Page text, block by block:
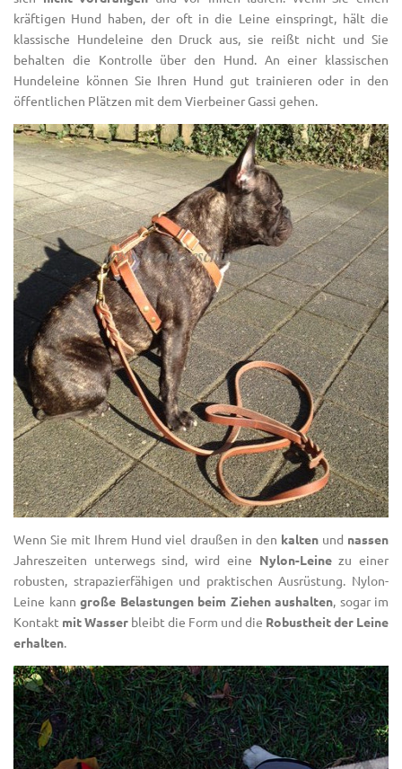
kräftigen Hund haben, der oft in die Leine einspringt, hält die
klassische Hundeleine den Druck aus, sie reißt nicht und Sie
behalten die Kontrolle über den Hund. An einer klassischen
Hundeleine können Sie Ihren Hund gut trainieren oder in den
öffentlichen Plätzen mit dem Vierbeiner Gassi gehen.
Wenn Sie mit Ihrem Hund viel draußen in den kaltenund nassen
Jahreszeiten unterwegs sind, wird eine Nylon-Leinezu einer
robusten, strapazierfähigen und praktischen Ausrüstung. Nylon-
Leine kann große Belastungen beim Ziehen aushalten, sogar im
Kontakt mit Wasser bleibt die Form und die Robustheit der Leine
erhalten.